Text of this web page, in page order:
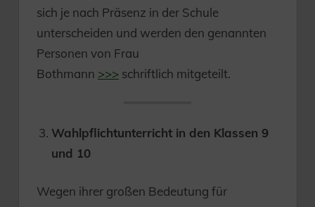
sich je nach Präsenz in der Schule
unterscheiden und werden den genannten
Personen von Frau
Bothmann >>> schriftlich mitgeteilt.
Wahlpflichtunterricht in den Klassen 9
und 10
Wegen ihrer großen Bedeutung für